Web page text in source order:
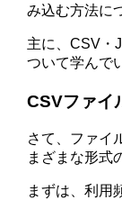
み込む方法に
主に、CSV・
ついて学んで
CSVファイ
さて、ファイ
まざまな形式
まずは、利用